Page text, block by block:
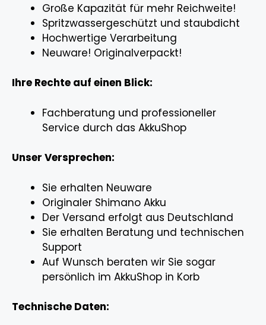
Große Kapazität für mehr Reichweite!
Spritzwassergeschützt und staubdicht
Hochwertige Verarbeitung
Neuware! Originalverpackt!
Ihre Rechte auf einen Blick:
Fachberatung und professioneller
Service durch das AkkuShop
Unser Versprechen:
Sie erhalten Neuware
Originaler Shimano Akku
Der Versand erfolgt aus Deutschland
Sie erhalten Beratung und technischen
Support
Auf Wunsch beraten wir Sie sogar
persönlich im AkkuShop in Korb
Technische Daten: